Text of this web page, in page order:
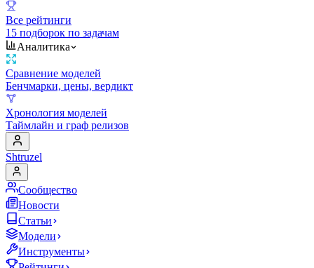
Все рейтинги
15 подборок по задачам
Аналитика
Сравнение моделей
Бенчмарки, цены, вердикт
Хронология моделей
Таймлайн и граф релизов
Shtruzel
Сообщество
Новости
Статьи
Модели
Инструменты